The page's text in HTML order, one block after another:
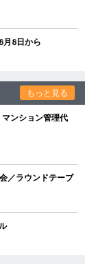
8日から
もっと見る
ンション管理代
／ラウンドテーブ